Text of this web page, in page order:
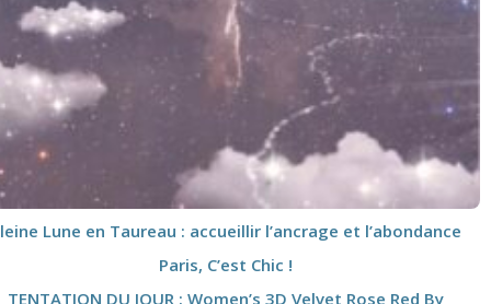
Lune en Taureau : accueillir l’ancrage et l’abondance
Paris, C’est Chic !
TENTATION DU JOUR : Women’s 3D Velvet Rose Red By